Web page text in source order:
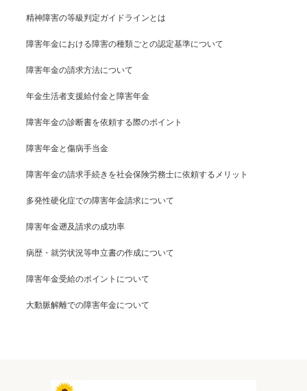
精神障害の等級判定ガイドラインとは
障害年金における障害の種類ごとの認定基準について
障害年金の請求方法について
年金生活者支援給付金と障害年金
障害年金の診断書を依頼する際のポイント
障害年金と傷病手当金
障害年金の請求手続きを社会保険労務士に依頼するメリット
多発性硬化症での障害年金請求について
障害年金遡及請求の成功率
病歴・就労状況等申立書の作成について
障害年金受給のポイントについて
大動脈解離での障害年金について